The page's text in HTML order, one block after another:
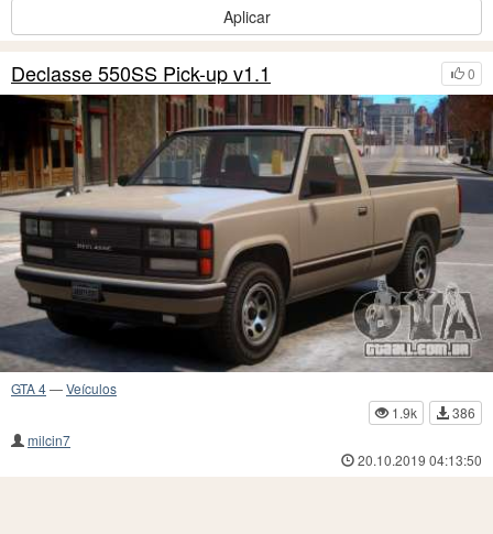
Aplicar
0
Declasse 550SS Pick-up v1.1
GTA 4—Veículos
1.9k
386
milcin7
20.10.2019 04:13:50